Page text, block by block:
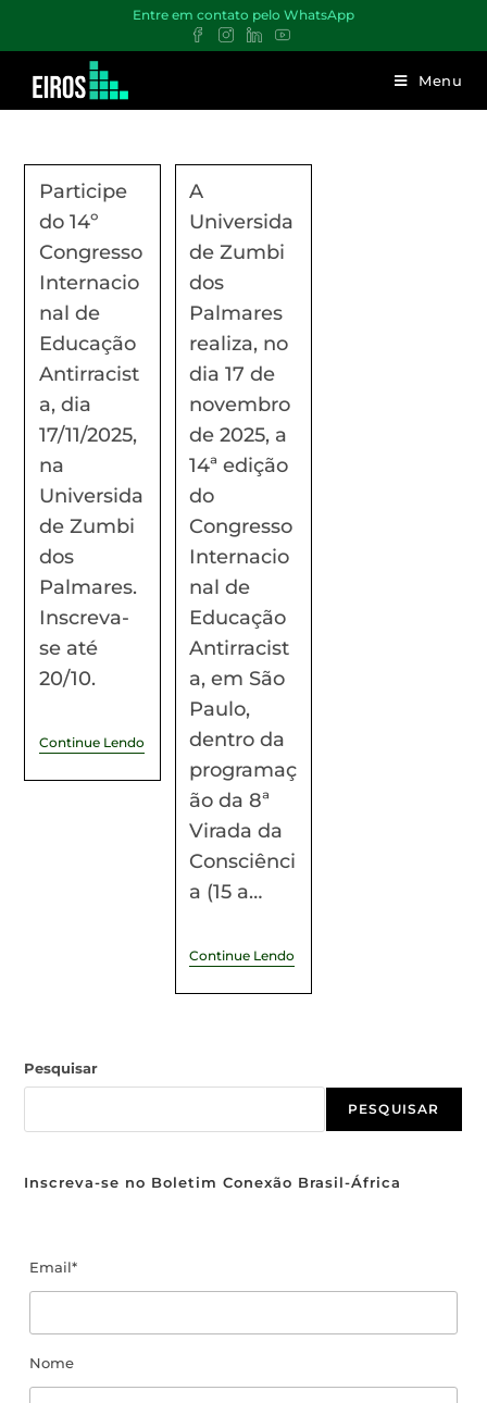
Entre em contato pelo WhatsApp
Menu
Participe
do 14º
Congresso
Internacio
nal de
Educação
Antirracist
a, dia
17/11/2025,
na
Universida
de Zumbi
dos
Palmares.
Inscreva-
se até
20/10.
Continue Lendo
A
Universida
de Zumbi
dos
Palmares
realiza, no
dia 17 de
novembro
de 2025, a
14ª edição
do
Congresso
Internacio
nal de
Educação
Antirracist
a, em São
Paulo,
dentro da
programaç
ão da 8ª
Virada da
Consciênci
a (15 a…
Continue Lendo
Pesquisar
PESQUISAR
Inscreva-se no Boletim Conexão Brasil-África
Email*
Nome